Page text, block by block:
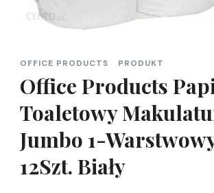
OFFICE PRODUCTS PRODUKT
Office Products
Toaletowy
Jumbo 1-
12Szt. Biały